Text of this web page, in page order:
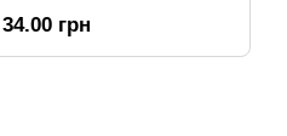
34.00 грн